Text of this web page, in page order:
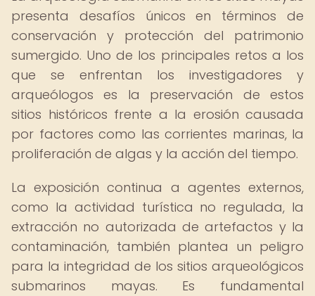
presenta desafíos únicos en términos de
conservación y protección del patrimonio
sumergido. Uno de los principales retos a los
que se enfrentan los investigadores y
arqueólogos es la preservación de estos
sitios históricos frente a la erosión causada
por factores como las corrientes marinas, la
proliferación de algas y la acción del tiempo.
La exposición continua a agentes externos,
como la actividad turística no regulada, la
extracción no autorizada de artefactos y la
contaminación, también plantea un peligro
para la integridad de los sitios arqueológicos
submarinos mayas. Es fundamental